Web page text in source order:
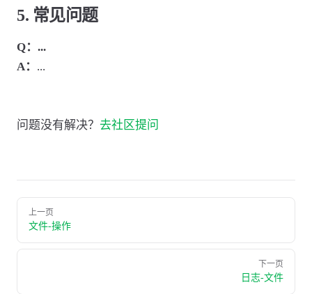
5. 常见问题
Q：...
A： ...
问题没有解决？ 去社区提问
上一页
文件-操作
下一页
日志-文件